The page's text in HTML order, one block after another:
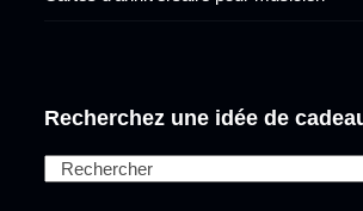
Recherchez une idée de
Search